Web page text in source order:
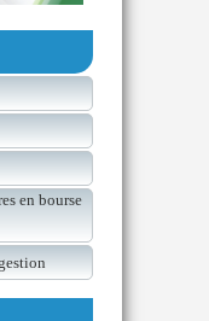
en bourse